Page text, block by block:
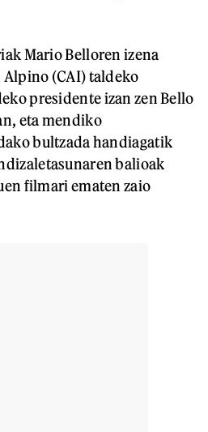
Mario Belloren izena
(CAI) taldeko
presidente izan zen Bello
eta mendiko
bultzada handiagatik
balioak
filmari ematen zaio